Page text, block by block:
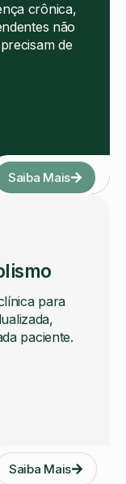
crônica,
não
de
Saiba Mais
para
paciente.
Saiba Mais